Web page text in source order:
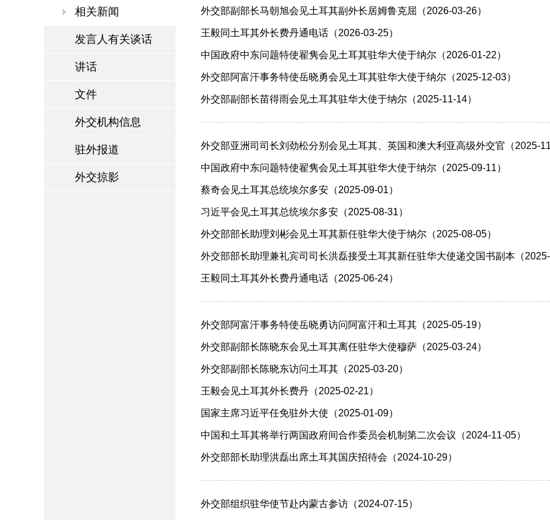
相关新闻
发言人有关谈话
讲话
文件
外交机构信息
驻外报道
外交掠影
外交部副部长马朝旭会见土耳其副外长居姆鲁克屈（2026-03-26）
王毅同土耳其外长费丹通电话（2026-03-25）
中国政府中东问题特使翟隽会见土耳其驻华大使于纳尔（2026-01-22）
外交部阿富汗事务特使岳晓勇会见土耳其驻华大使于纳尔（2025-12-03）
外交部副部长苗得雨会见土耳其驻华大使于纳尔（2025-11-14）
外交部亚洲司司长刘劲松分别会见土耳其、英国和澳大利亚高级外交官（2025-
中国政府中东问题特使翟隽会见土耳其驻华大使于纳尔（2025-09-11）
蔡奇会见土耳其总统埃尔多安（2025-09-01）
习近平会见土耳其总统埃尔多安（2025-08-31）
外交部部长助理刘彬会见土耳其新任驻华大使于纳尔（2025-08-05）
外交部部长助理兼礼宾司司长洪磊接受土耳其新任驻华大使递交国书副本（
王毅同土耳其外长费丹通电话（2025-06-24）
外交部阿富汗事务特使岳晓勇访问阿富汗和土耳其（2025-05-19）
外交部副部长陈晓东会见土耳其离任驻华大使穆萨（2025-03-24）
外交部副部长陈晓东访问土耳其（2025-03-20）
王毅会见土耳其外长费丹（2025-02-21）
国家主席习近平任免驻外大使（2025-01-09）
中国和土耳其将举行两国政府间合作委员会机制第二次会议（2024-11-05）
外交部部长助理洪磊出席土耳其国庆招待会（2024-10-29）
外交部组织驻华使节赴内蒙古参访（2024-07-15）